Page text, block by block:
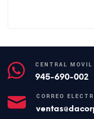
CENTRAL MÓVIL
945-690-002
CORREO